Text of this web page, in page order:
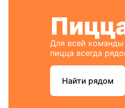
Для всей
пицца всегда
Найти рядом